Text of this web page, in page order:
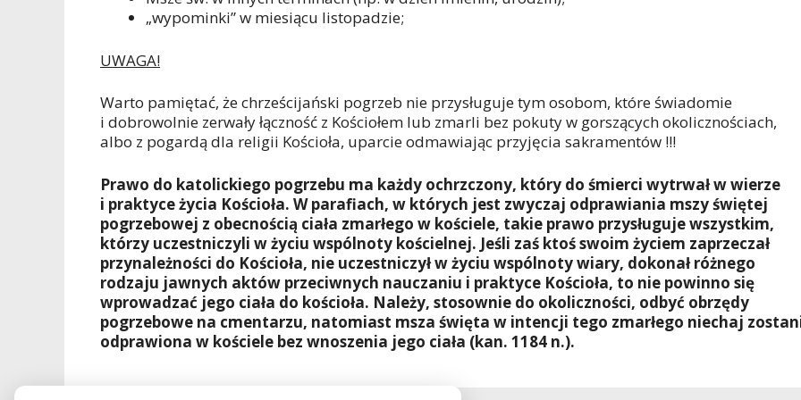
„wypominki” w miesiącu listopadzie;
UWAGA!
Warto pamiętać, że chrześcijański pogrzeb nie przysługuje tym osobom, które świadomie
i dobrowolnie zerwały łączność z Kościołem lub zmarli bez pokuty w gorszących okolicznościach,
albo z pogardą dla religii Kościoła, uparcie odmawiając przyjęcia sakramentów !!!
Prawo do katolickiego pogrzebu ma każdy ochrzczony, który do śmierci wytrwał w wierze
i praktyce życia Kościoła. W parafiach, w których jest zwyczaj odprawiania mszy świętej
pogrzebowej z obecnością ciała zmarłego w kościele, takie prawo przysługuje wszystkim,
którzy uczestniczyli w życiu wspólnoty kościelnej. Jeśli zaś ktoś swoim życiem zaprzeczał
przynależności do Kościoła, nie uczestniczył w życiu wspólnoty wiary, dokonał różnego
rodzaju jawnych aktów przeciwnych nauczaniu i praktyce Kościoła, to nie powinno się
wprowadzać jego ciała do kościoła. Należy, stosownie do okoliczności, odbyć obrzędy
pogrzebowe na cmentarzu, natomiast msza święta w intencji tego zmarłego niechaj
odprawiona w kościele bez wnoszenia jego ciała (kan. 1184 n.).